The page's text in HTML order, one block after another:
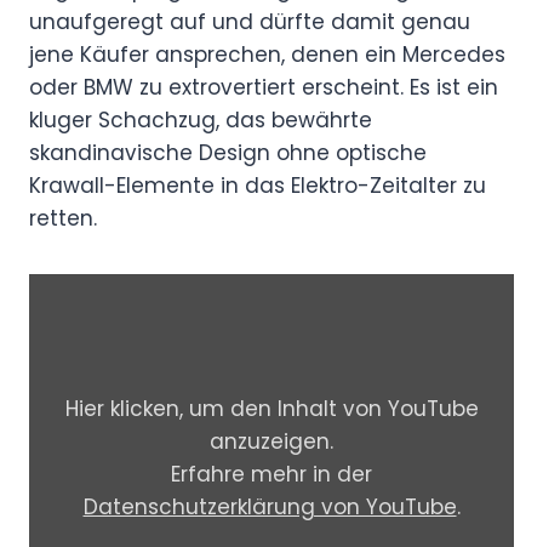
unaufgeregt auf und dürfte damit genau
jene Käufer ansprechen, denen ein Mercedes
oder BMW zu extrovertiert erscheint. Es ist ein
kluger Schachzug, das bewährte
skandinavische Design ohne optische
Krawall-Elemente in das Elektro-Zeitalter zu
retten.
c
h
h
Hier klicken, um den Inhalt von YouTube
anzuzeigen.
Erfahre mehr in der
Datenschutzerklärung von YouTube.